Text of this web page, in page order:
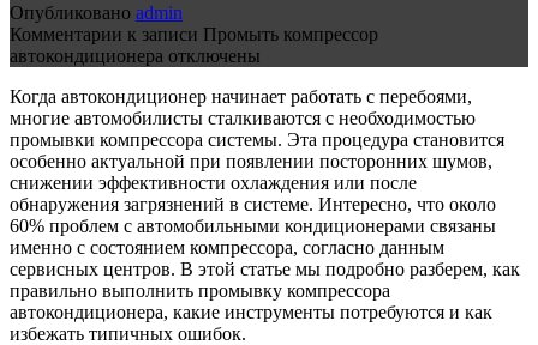
Опубликовано admin
Комментарии к записи Промыть компрессор
автокондиционера отключены
Когда автокондиционер начинает работать с перебоями,
многие автомобилисты сталкиваются с необходимостью
промывки компрессора системы. Эта процедура становится
особенно актуальной при появлении посторонних шумов,
снижении эффективности охлаждения или после
обнаружения загрязнений в системе. Интересно, что около
60% проблем с автомобильными кондиционерами связаны
именно с состоянием компрессора, согласно данным
сервисных центров. В этой статье мы подробно разберем, как
правильно выполнить промывку компрессора
автокондиционера, какие инструменты потребуются и как
избежать типичных ошибок.